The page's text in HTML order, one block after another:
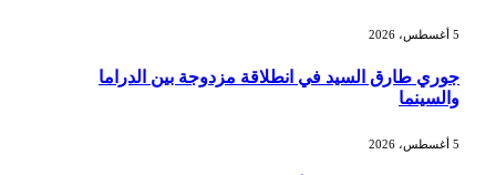
جوري طارق السيد في انطلاقة مزدوجة بين الدراما
والسينما